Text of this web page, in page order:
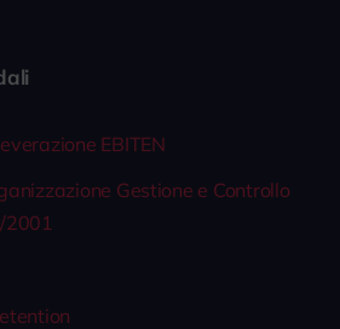
EBITEN
Gestione e Controllo
2001